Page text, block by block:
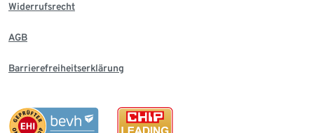
Widerrufsrecht
AGB
Barrierefreiheitserklärung